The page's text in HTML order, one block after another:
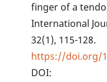
finger of a
International
32(1), 115-128.
https://doi.org/
DOI: